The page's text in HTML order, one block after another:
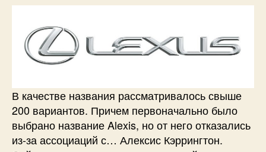
В качестве названия рассматривалось свыше
200 вариантов. Причем первоначально было
выбрано название Alexis, но от него отказались
из-за ассоциаций с… Алексис Кэррингтон.